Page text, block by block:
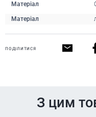
Матеріал
Матеріал
ПОДІЛИТИСЯ
З цим